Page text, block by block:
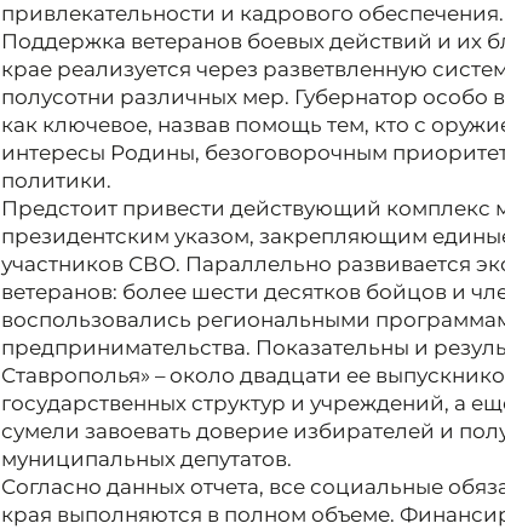
привлекательности и кадрового обеспечения.
Поддержка ветеранов боевых действий и их
крае реализуется через разветвленную
полусотни различных мер. Губернатор особо
как ключевое, назвав помощь тем, кто с
интересы Родины, безоговорочным
политики.
Предстоит привести действующий комплекс
президентским указом, закрепляющим
участников СВО. Параллельно развивается
ветеранов: более шести десятков бойцов и
воспользовались региональными
предпринимательства. Показательны и
Ставрополья» – около двадцати ее
государственных структур и учреждений, а
сумели завоевать доверие избирателей и
муниципальных депутатов.
Согласно данных отчета, все социальные
края выполняются в полном объеме.